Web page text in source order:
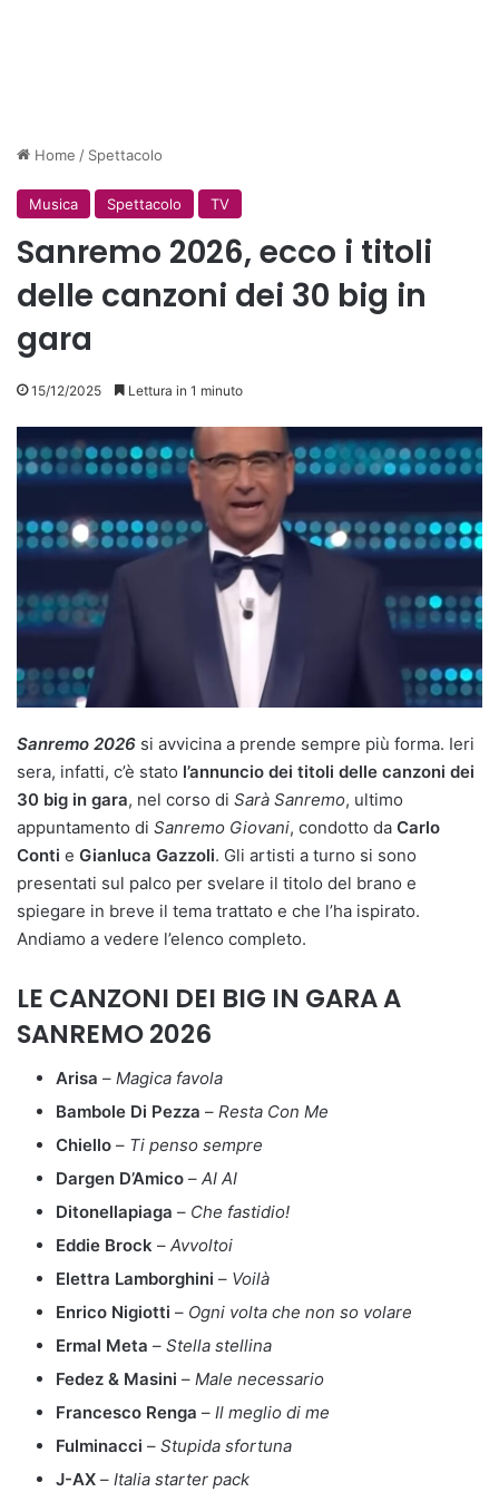
Home / Spettacolo
Musica Spettacolo TV
Sanremo 2026, ecco i titoli
delle canzoni dei 30 big in
gara
15/12/2025 Lettura in 1 minuto
Sanremo 2026 si avvicina a prende sempre più forma. Ieri
sera, infatti, c’è stato l’annuncio dei titoli delle canzoni dei
30 big in gara, nel corso di Sarà Sanremo, ultimo
appuntamento di Sanremo Giovani, condotto da Carlo
Conti e Gianluca Gazzoli. Gli artisti a turno si sono
presentati sul palco per svelare il titolo del brano e
spiegare in breve il tema trattato e che l’ha ispirato.
Andiamo a vedere l’elenco completo.
LE CANZONI DEI BIG IN GARA A
SANREMO 2026
Arisa – Magica favola
Bambole Di Pezza – Resta Con Me
Chiello – Ti penso sempre
Dargen D’Amico – AI AI
Ditonellapiaga – Che fastidio!
Eddie Brock – Avvoltoi
Elettra Lamborghini – Voilà
Enrico Nigiotti – Ogni volta che non so volare
Ermal Meta – Stella stellina
Fedez & Masini – Male necessario
Francesco Renga – Il meglio di me
Fulminacci – Stupida sfortuna
J-AX – Italia starter pack